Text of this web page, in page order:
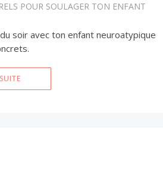
POUR SOULAGER TON ENFANT
soir avec ton enfant neuroatypique